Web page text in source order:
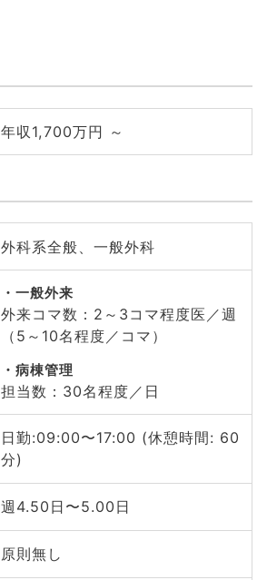
年収1,700万円 ～
外科系全般、一般外科
一般外来
外来コマ数：2～3コマ程度医／週
（5～10名程度／コマ）
病棟管理
担当数：30名程度／日
日勤:09:00〜17:00 (休憩時間: 60
分)
週4.50日〜5.00日
原則無し